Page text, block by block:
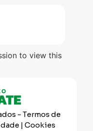
to view this
- Termos de
| Cookies